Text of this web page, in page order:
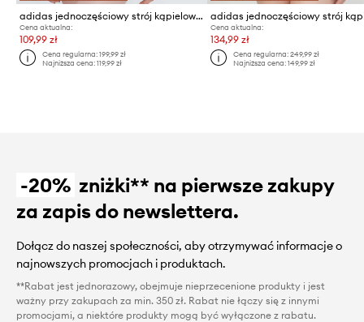
adidas jednoczęściowy strój kąpielowy
Cena aktualna:
109,99 zł
Cena regularna:199,99 zł
Najniższa cena:119,99 zł
Cena aktualna:
134,99 zł
Cena regularna: 249,99 zł
Najniższa cena: 149,99 zł
-20% zniżki** na pierwsze zakupy
za zapis do newslettera.
Dołącz do naszej społeczności, aby otrzymywać informacje o
najnowszych promocjach i produktach.
**Rabat jest jednorazowy, obejmuje nieprzecenione produkty i jest
ważny przy zakupach za min. 350 zł. Rabat nie łączy się z innymi
promocjami, a niektóre produkty mogą być wyłączone z rabatu.